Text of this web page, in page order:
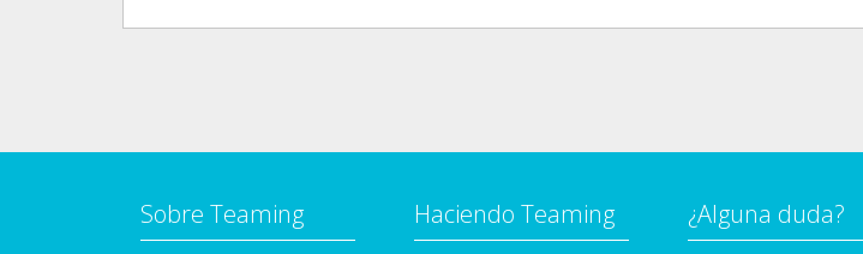
Sobre Teaming Haciendo Teaming ¿Alguna duda?